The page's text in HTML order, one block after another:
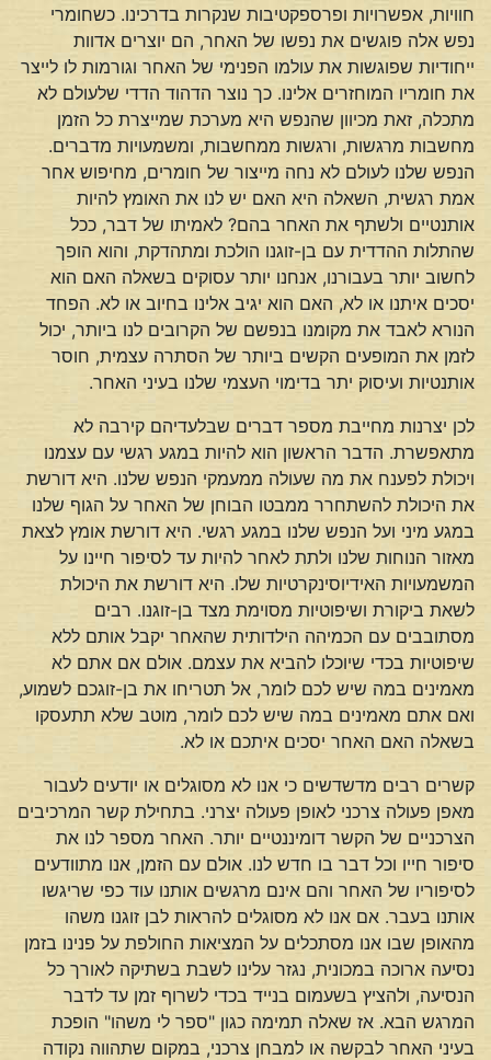
חוויות, אפשרויות ופרספקטיבות שנקרות בדרכינו. כשחומרי
נפש אלה פוגשים את נפשו של האחר, הם יוצרים אדוות
ייחודיות שפוגשות את עולמו הפנימי של האחר וגורמות לו לייצר
את חומריו המוחזרים אלינו. כך נוצר הדהוד הדדי שלעולם לא
מתכלה, זאת מכיוון שהנפש היא מערכת שמייצרת כל הזמן
מחשבות מרגשות, ורגשות ממחשבות, ומשמעויות מדברים.
הנפש שלנו לעולם לא נחה מייצור של חומרים, מחיפוש אחר
אמת רגשית, השאלה היא האם יש לנו את האומץ להיות
אותנטיים ולשתף את האחר בהם? לאמיתו של דבר, ככל
שהתלות ההדדית עם בן-זוגנו הולכת ומתהדקת, והוא הופך
לחשוב יותר בעבורנו, אנחנו יותר עסוקים בשאלה האם הוא
יסכים איתנו או לא, האם הוא יגיב אלינו בחיוב או לא. הפחד
הנורא לאבד את מקומנו בנפשם של הקרובים לנו ביותר, יכול
לזמן את המופעים הקשים ביותר של הסתרה עצמית, חוסר
אותנטיות ועיסוק יתר בדימוי העצמי שלנו בעיני האחר.
לכן יצרנות מחייבת מספר דברים שבלעדיהם קירבה לא
מתאפשרת. הדבר הראשון הוא להיות במגע רגשי עם עצמנו
ויכולת לפענח את מה שעולה ממעמקי הנפש שלנו. היא דורשת
את היכולת להשתחרר ממבטו הבוחן של האחר על הגוף שלנו
במגע מיני ועל הנפש שלנו במגע רגשי. היא דורשת אומץ לצאת
מאזור הנוחות שלנו ולתת לאחר להיות עד לסיפור חיינו על
המשמעויות האידיוסינקרטיות שלו. היא דורשת את היכולת
לשאת ביקורת ושיפוטיות מסוימת מצד בן-זוגנו. רבים
מסתובבים עם הכמיהה הילדותית שהאחר יקבל אותם ללא
שיפוטיות בכדי שיוכלו להביא את עצמם. אולם אם אתם לא
מאמינים במה שיש לכם לומר, אל תטריחו את בן-זוגכם לשמוע,
ואם אתם מאמינים במה שיש לכם לומר, מוטב שלא תתעסקו
בשאלה האם האחר יסכים איתכם או לא.
קשרים רבים מדשדשים כי אנו לא מסוגלים או יודעים לעבור
מאפן פעולה צרכני לאופן פעולה יצרני. בתחילת קשר המרכיבים
הצרכניים של הקשר דומיננטיים יותר. האחר מספר לנו את
סיפור חייו וכל דבר בו חדש לנו. אולם עם הזמן, אנו מתוודעים
לסיפוריו של האחר והם אינם מרגשים אותנו עוד כפי שריגשו
אותנו בעבר. אם אנו לא מסוגלים להראות לבן זוגנו משהו
מהאופן שבו אנו מסתכלים על המציאות החולפת על פנינו בזמן
נסיעה ארוכה במכונית, נגזר עלינו לשבת בשתיקה לאורך כל
הנסיעה, ולהציץ בשעמום בנייד בכדי לשרוף זמן עד לדבר
המרגש הבא. אז שאלה תמימה כגון "ספר לי משהו" הופכת
בעיני האחר לבקשה או למבחן צרכני, במקום שתהווה נקודה